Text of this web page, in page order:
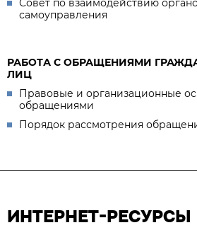
Совет по взаимодействию
самоуправления
РАБОТА С ОБРАЩЕНИЯМИ
ЛИЦ
Правовые и организационные
обращениями
Порядок рассмотрения
ИНТЕРНЕТ-РЕСУРСЫ